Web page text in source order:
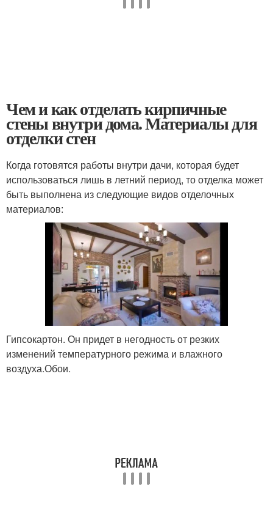
Чем и как отделать кирпичные
стены внутри дома. Материалы для
отделки стен
Когда готовятся работы внутри дачи, которая будет
использоваться лишь в летний период, то отделка может
быть выполнена из следующие видов отделочных
материалов:
Гипсокартон. Он придет в негодность от резких
изменений температурного режима и влажного
воздуха.Обои.